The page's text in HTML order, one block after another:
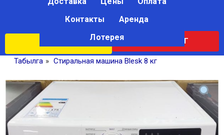
КАТАЛОГ
Контакты
Аренда
Лотерея
Табылга » Стиральная машина Blesk 8 кг